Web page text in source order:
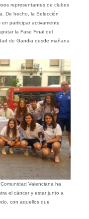
representantes de clubes
De hecho, la Selección
participar activamente
la Fase Final del
de Gandia desde mañana
Valenciana ha
el cáncer y estar junto a
con aquellos que